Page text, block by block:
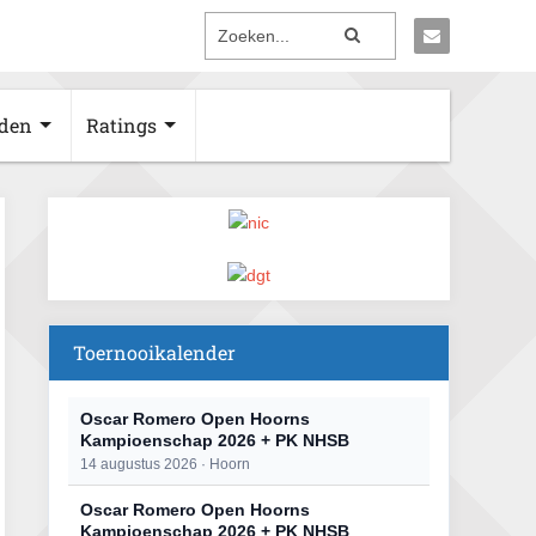
Ratings
Toernooikalender
Oscar Romero Open Hoorns
Kampioenschap 2026 + PK NHSB
14 augustus 2026 · Hoorn
Oscar Romero Open Hoorns
Kampioenschap 2026 + PK NHSB